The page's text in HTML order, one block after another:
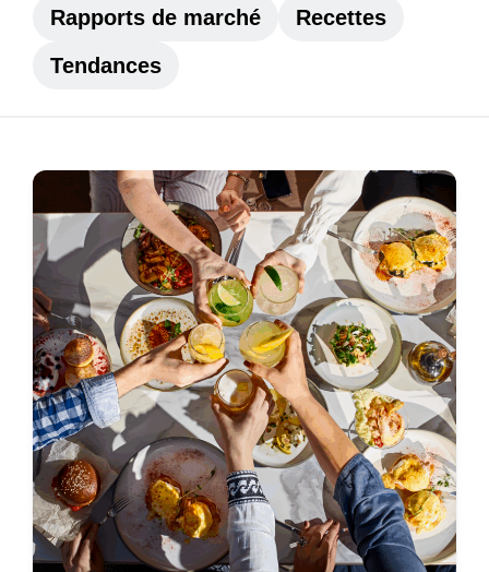
Rapports de marché
Recettes
Tendances